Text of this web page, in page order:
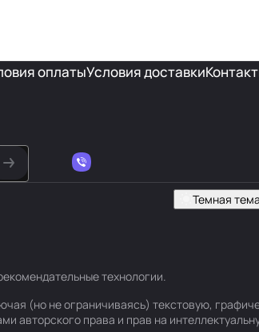
оплатыУсловия доставки
Темная тема
технологии.
(но не ограничиваясь) текстовую,
авторского права и прав на